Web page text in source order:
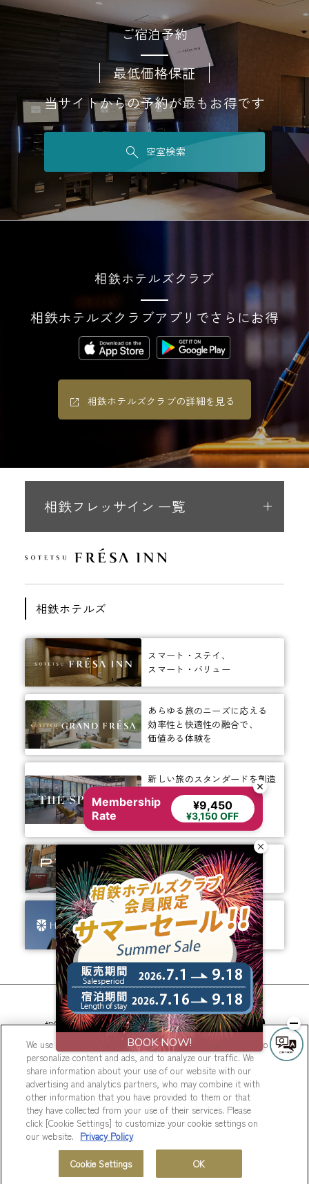
ご宿泊予約
最低価格保証
当サイトからの予約が最もお得です
空室検索
相鉄ホテルズクラブ
相鉄ホテルズクラブアプリでさらにお得
相鉄ホテルズクラブの詳細を見る
相鉄フレッサイン 一覧
相鉄ホテルズ
スマート・ステイ、
スマート・バリュー
あらゆる旅のニーズに応える
効率性と快適性の融合で、
価値ある体験を
新しい旅のスタンダードを創造
お客様のための
多様な滞在オプション
ありそうでなかった、
ちょっと新しいカタチ。
ビジネスからレジャーまで、
幅広く選ばれるホテルへ。
相鉄ホテルズ 公式SNS
© Sotetsu Hotel Management CO., LTD.
会員プログラム
We use cookies to improve your experience on our website, to
personalize content and ads, and to analyze our traffic. We
share information about your use of our website with our
advertising and analytics partners, who may combine it with
other information that you have provided to them or that
they have collected from your use of their services. Please
click [Cookie Settings] to customize your cookie settings on
our website. Privacy Policy
Cookie Settings OK
Membership
Rate
¥9,450
¥3,150 OFF